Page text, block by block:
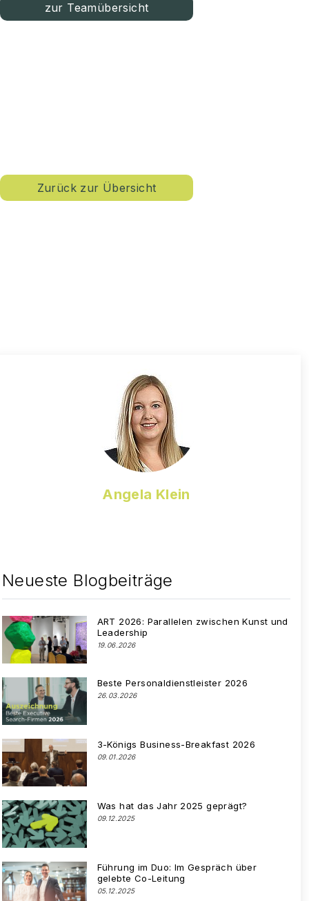
zur Teamübersicht
Zurück zur Übersicht
Angela Klein
Neueste Blogbeiträge
ART 2026: Parallelen zwischen Kunst und
Leadership
19.06.2026
Beste Personaldienstleister 2026
26.03.2026
3-Königs Business-Breakfast 2026
09.01.2026
Was hat das Jahr 2025 geprägt?
09.12.2025
Führung im Duo: Im Gespräch über
gelebte Co-Leitung
05.12.2025